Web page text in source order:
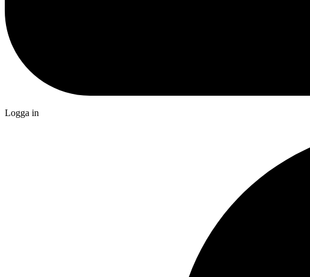
Logga in